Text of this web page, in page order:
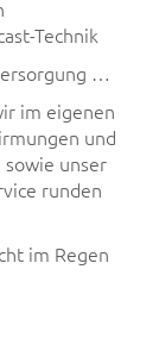
Technik
…
im eigenen
und
unser
runden
im Regen